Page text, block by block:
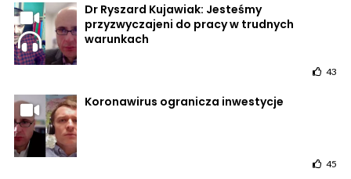
Dr Ryszard Kujawiak: Jesteśmy
przyzwyczajeni do pracy w trudnych
warunkach
43
Koronawirus ogranicza inwestycje
45